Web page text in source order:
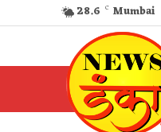
28.6 C Mumbai